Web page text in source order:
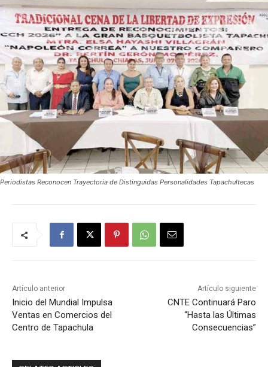
Periodistas Reconocen Trayectoria de Distinguidas Personalidades Tapachultecas
Artículo anterior
Inicio del Mundial Impulsa
Ventas en Comercios del
Centro de Tapachula
Artículo siguiente
CNTE Continuará Paro
“Hasta las Últimas
Consecuencias”